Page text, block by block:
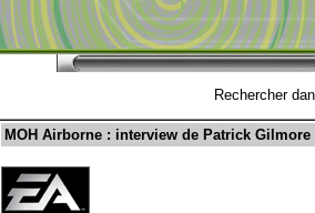
Rechercher
MOH Airborne : interview de Patrick Gilmore